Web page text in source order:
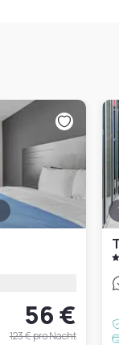
56 €
123 €pro Nacht